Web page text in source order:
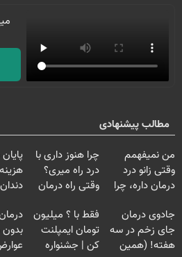
مطالب پیشنهادی
من نمیفهمم
وقتی زانو درد
درمان داره، چرا
تحمل میکنی؟❗
چرا هنوز داری با
درد راه میری؟
وقتی راه درمان
جادوی درمان
جای زخم در سه
هفته! (همین
فقط با ؟ میلیون
تومان ایمپلنت
کن | جشنواره